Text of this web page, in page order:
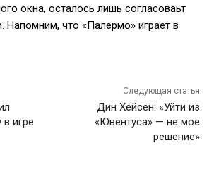
окна, осталось лишь согласоваьт
Напомним, что «Палермо» играет в
игре
Следующая статья
Дин Хейсен: «Уйти из
«Ювентуса» — не моё
решение»